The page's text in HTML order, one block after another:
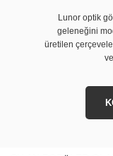
Lunor optik
geleneğini
üretilen